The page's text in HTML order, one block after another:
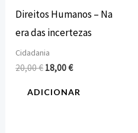
Direitos Humanos – Na
era das incertezas
Cidadania
20,00€ 18,00€
ADICIONAR